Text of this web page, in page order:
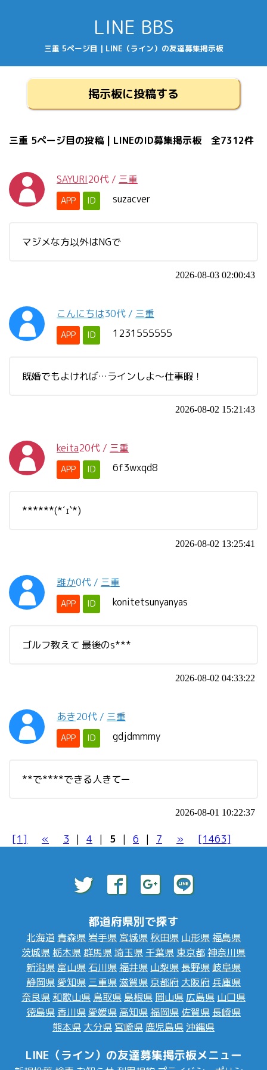
LINE BBS
三重 5ページ目 | LINE（ライン）の友達募集掲示板
掲示板に投稿する
三重 5ページ目の投稿 | LINEのID募集掲示板 全7312件
SAYURI20代 / 三重
APP ID suzacver
マジメな方以外はNGで
2026-08-03 02:00:43
こんにちは30代 / 三重
APP ID 1231555555
既婚でもよければ…ラインしよ〜仕事暇！
2026-08-02 15:21:43
keita20代 / 三重
APP ID 6f3wxqd8
******(*´ｪ`*)
2026-08-02 13:25:41
誰か0代 / 三重
APP ID konitetsunyanyas
ゴルフ教えて 最後のs***
2026-08-02 04:33:22
あき20代 / 三重
APP ID gdjdmmmy
**で****できる人きてー
2026-08-01 10:22:37
[1] « 3 | 4 | 5 | 6 | 7 » [1463]
都道府県別で探す
北海道 青森県 岩手県 宮城県 秋田県 山形県福島県
茨城県 栃木県群馬県埼玉県 千葉県 東京都神奈川県
新潟県 富山県 石川県福井県 山梨県 長野県 岐阜県
静岡県愛知県 三重県滋賀県 京都府 大阪府 兵庫県
奈良県 和歌山県 鳥取県 島根県 岡山県 広島県 山口県
徳島県 香川県愛媛県 高知県福岡県 佐賀県 長崎県
熊本県 大分県 宮崎県 鹿児島県 沖縄県
LINE（ライン）の友達募集掲示板メニュー